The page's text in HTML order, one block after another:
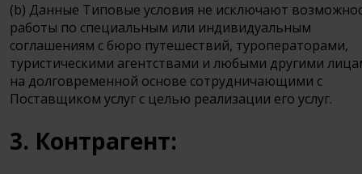
(b) Данные Типовые условия не исключают
работы по специальным или индивидуальным
соглашениям с бюро путешествий, туроператорами,
туристическими агентствами и любыми другими
на долговременной основе сотрудничающими с
Поставщиком услуг с целью реализации его услуг.
3. Контрагент: